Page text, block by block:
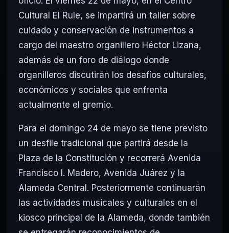
Cultural El Rule, se impartirá un taller sobre
cuidado y conservación de instrumentos a
cargo del maestro organillero Héctor Lizana,
además de un foro de diálogo donde
organilleros discutirán los desafíos culturales,
económicos y sociales que enfrenta
actualmente el gremio.
Para el domingo 24 de mayo se tiene previsto
un desfile tradicional que partirá desde la
Plaza de la Constitución y recorrerá Avenida
Francisco I. Madero, Avenida Juárez y la
Alameda Central. Posteriormente continuarán
las actividades musicales y culturales en el
kiosco principal de la Alameda, donde también